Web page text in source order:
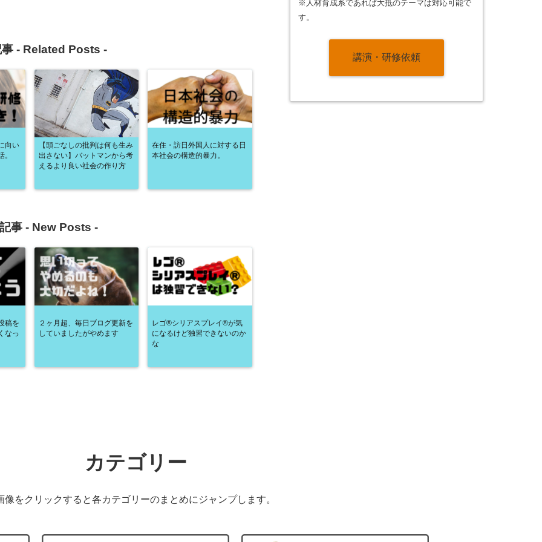
- Related Posts -
向い
【頭ごなしの批判は何も生み
出さない】バットマンから考
えるより良い社会の作り方
在住・訪日外国人に対する日
本社会の構造的暴力。
事 - New Posts -
稿を
なっ
２ヶ月超、毎日ブログ更新を
していましたがやめます
レゴ®シリアスプレイ®が気
になるけど独習できないのか
な
※人材育成系であれば大抵のテーマは対応可能で
す。
講演・研修依頼
カテゴリー
像をクリックすると各カテゴリーのまとめにジャンプします。